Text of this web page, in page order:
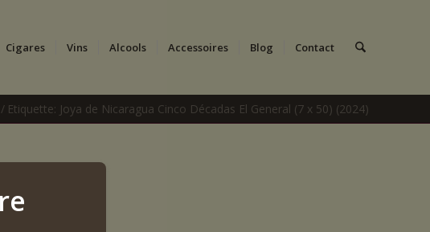
Cigares Vins Alcools Accessoires Blog Contact
/ Etiquette: Joya de Nicaragua Cinco Décadas El General (7 x 50) (2024)